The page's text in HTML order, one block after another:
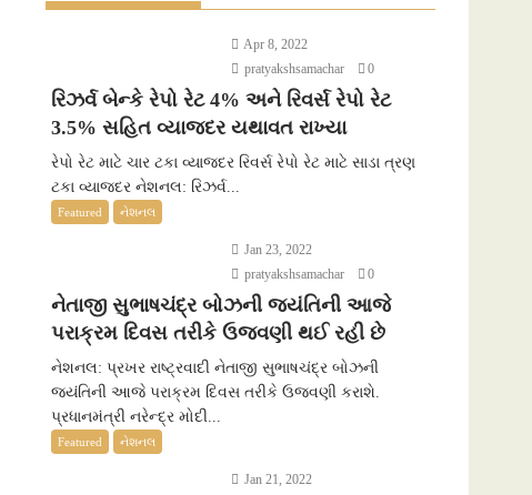
Apr 8, 2022
pratyakshsamachar
0
રિઝર્વ બેન્કે રેપો રેટ 4% અને રિવર્સ રેપો રેટ
3.5% સહિત વ્યાજદર યથાવત રાખ્યા
રેપો રેટ માટે ચાર ટકા વ્યાજદર રિવર્સ રેપો રેટ માટે સાડા ત્રણ
ટકા વ્યાજદર નેશનલ: રિઝર્વ...
Featured નેશનલ
Jan 23, 2022
pratyakshsamachar
0
નેતાજી સુભાષચંદ્ર બોઝની જયંતિની આજે
પરાક્રમ દિવસ તરીકે ઉજવણી થઈ રહી છે
નેશનલ: પ્રખર રાષ્ટ્રવાદી નેતાજી સુભાષચંદ્ર બોઝની
જયંતિની આજે પરાક્રમ દિવસ તરીકે ઉજવણી કરાશે.
પ્રધાનમંત્રી નરેન્દ્ર મોદી...
Featured નેશનલ
Jan 21, 2022